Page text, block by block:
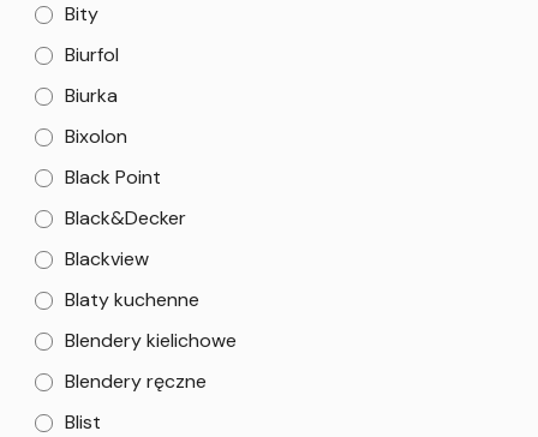
Bity
Biurfol
Biurka
Bixolon
Black Point
Black&Decker
Blackview
Blaty kuchenne
Blendery kielichowe
Blendery ręczne
Blist